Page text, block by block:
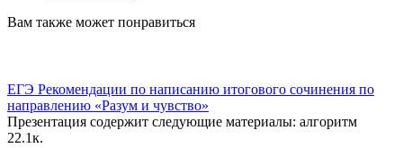
Вам также может понравиться
ЕГЭ Рекомендации по написанию итогового сочинения по
направлению «Разум и чувство»
Презентация содержит следующие материалы: алгоритм
22.1к.